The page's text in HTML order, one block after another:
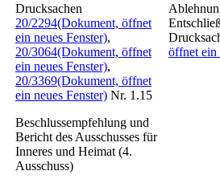
Drucksachen
20/2294(Dokument, öffnet
ein neues Fenster),
20/3064(Dokument, öffnet
ein neues Fenster),
20/3369(Dokument, öffnet
ein neues Fenster) Nr. 1.15
Beschlussempfehlung und
Bericht des Ausschusses für
Inneres und Heimat (4.
Ausschuss)
öffnet ein